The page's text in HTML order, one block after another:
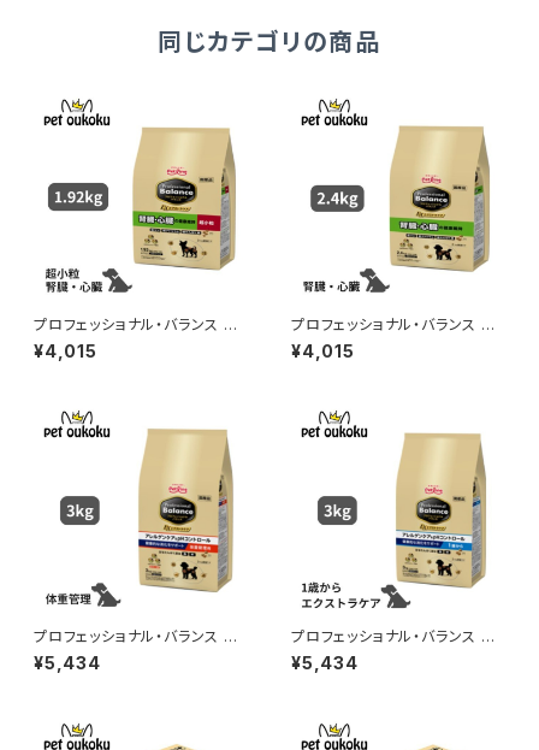
同じカテゴリの商品
プロフェッショナル・バランス エ
クストラケア 超小粒 腎臓・心
臓の健康維持 1.92kg 490241
¥4,015
プロフェッショナル・バランス エ
クストラケア 腎臓・心臓の健康
維持 2.4kg 4902418001777
¥4,015
プロフェッショナル・バランス エ
クストラケア アレルゲンケア＆ｐ
Hコントロール 健康的な消化を
¥5,434
プロフェッショナル・バランス エ
クストラケア アレルゲンケア＆ｐ
Hコントロール 健康的な消化を
¥5,434